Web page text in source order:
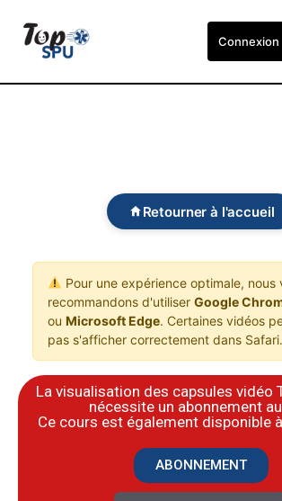
Connexion
Retourner à l'accueil
Pour une expérience optimale, nous
recommandons d'utiliser Google
ou Microsoft Edge. Certaines vidéos
pas s'afficher correctement dans Safari.
La visualisation des capsules vidéo
nécessite un abonnement
​Ce cours est également disponible
ABONNEMENT